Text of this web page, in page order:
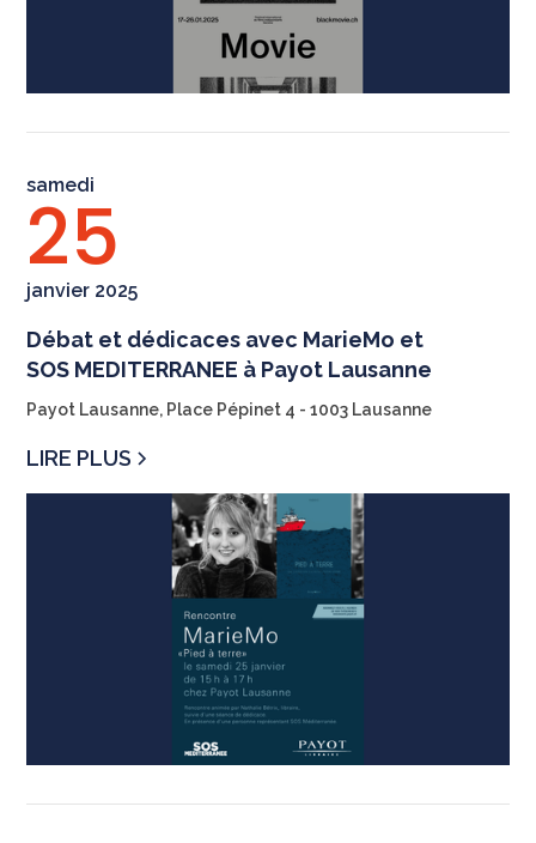
samedi
25
janvier 2025
Débat et dédicaces avec MarieMo et
SOS MEDITERRANEE à Payot Lausanne
Payot Lausanne, Place Pépinet 4 - 1003 Lausanne
LIRE PLUS